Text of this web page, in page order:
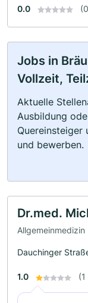
0.0
Jobs in
Vollzeit,
Aktuelle
Ausbildung
Quereinsteiger
und bewerben.
Dr.med.
Allgemeinmedizin
Dauchinger
1.0